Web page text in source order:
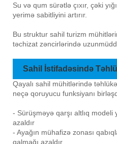
Su və qum sürətlə çıxır, çəki
yerimə sabitliyini artırır.
Bu struktur sahil turizm
təchizat zəncirlərində
Sahil İstifadəsində
Qayalı sahil mühitlərində
neçə qoruyucu funksiyanı
- Sürüşməyə qarşı altlıq
azaldır
- Ayağın mühafizə zonası
qalmağı azaldır